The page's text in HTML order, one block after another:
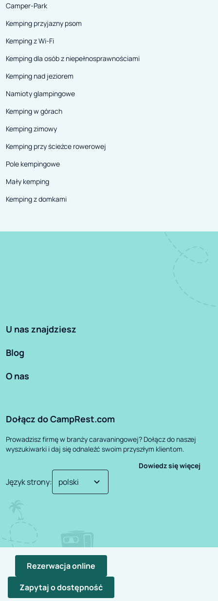
Rezerwacja online
Zapytaj o dostępność
Camper-Park
Kemping przyjazny psom
Kemping z Wi-Fi
Kemping dla osób z niepełnosprawnościami
Kemping nad jeziorem
Namioty glampingowe
Kemping w górach
Kemping zimowy
Kemping przy ścieżce rowerowej
Pole kempingowe
Mały kemping
Kemping z domkami
U nas znajdziesz
Blog
O nas
Dołącz do CampRest.com
Prowadzisz firmę w branży caravaningowej? Dołącz do naszej
wyszukiwarki i daj się odnaleźć swoim przyszłym klientom.
Dowiedz się więcej
Język strony:
©2026CampRest.